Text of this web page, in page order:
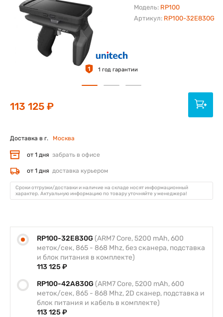
Модель: RP100
Артикул: RP100-32E830G
1 1 год гарантии
RP100-32E830G (ARM7 Core, 5200 mAh, 600
меток/сек, 865 - 868 Mhz, без сканера, подставка
и блок питания в комплекте)
113 125 ₽
RP100-42A830G (ARM7 Core, 5200 mAh, 600
меток/сек, 865 - 868 Mhz, 2D сканер, подставка и
блок питания и кабель в комплекте)
113 125 ₽
113 125 ₽
Доставка в г. Москва
от 1 дня забрать в офисе
от 1 дня доставка курьером
Сроки отгрузки/доставки и наличие на складе носят информационный
характер. Актуальную информацию по товару уточняйте у менеджера!